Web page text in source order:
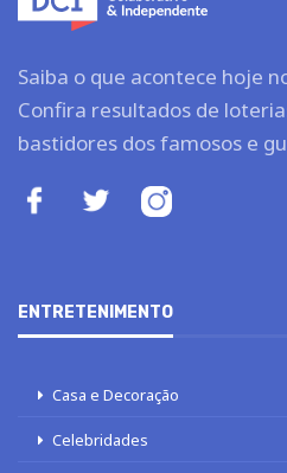
Saiba o que acontece hoje
Confira resultados de
bastidores dos famosos e
ENTRETENIMENTO
Casa e Decoração
Celebridades